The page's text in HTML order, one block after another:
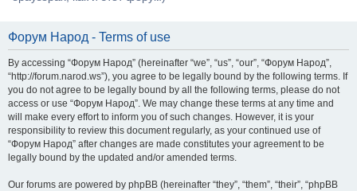
Форум Народ - Terms of use
By accessing “Форум Народ” (hereinafter “we”, “us”, “our”, “Форум Народ”,
“http://forum.narod.ws”), you agree to be legally bound by the following terms. If
you do not agree to be legally bound by all the following terms, please do not
access or use “Форум Народ”. We may change these terms at any time and
will make every effort to inform you of such changes. However, it is your
responsibility to review this document regularly, as your continued use of
“Форум Народ” after changes are made constitutes your agreement to be
legally bound by the updated and/or amended terms.
Our forums are powered by phpBB (hereinafter “they”, “them”, “their”, “phpBB